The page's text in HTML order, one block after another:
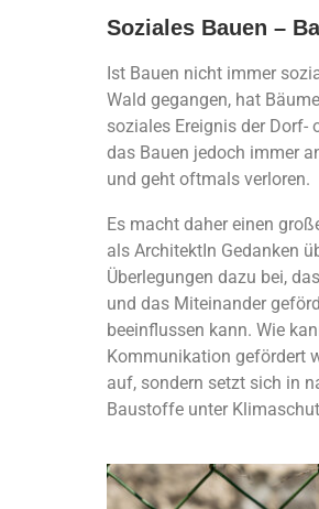
Soziales Bauen –
Ist Bauen nicht immer
Wald gegangen, hat
soziales Ereignis der
das Bauen jedoch immer
und geht oftmals verloren.
Es macht daher einen
als ArchitektIn Gedanken
Überlegungen dazu bei,
und das Miteinander
beeinflussen kann. Wie
Kommunikation gefördert
auf, sondern setzt sich in
Baustoffe unter